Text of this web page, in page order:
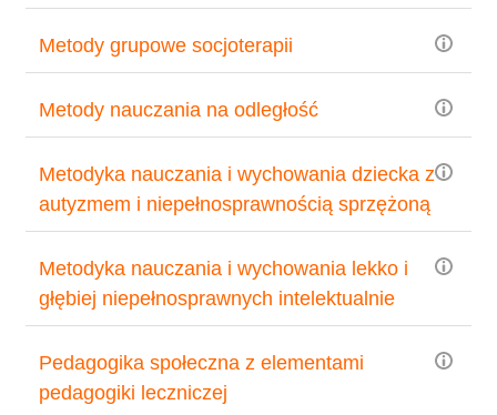
Metody grupowe socjoterapii
Metody nauczania na odległość
Metodyka nauczania i wychowania dziecka z
autyzmem i niepełnosprawnością sprzężoną
Metodyka nauczania i wychowania lekko i
głębiej niepełnosprawnych intelektualnie
Pedagogika społeczna z elementami
pedagogiki leczniczej